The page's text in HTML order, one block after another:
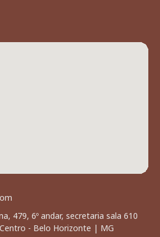
479, 6º andar, secretaria sala 610
- Belo Horizonte | MG